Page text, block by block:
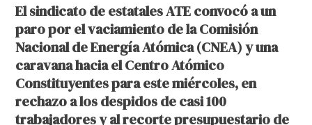
El sindicato de estatales ATE convocó a un
paro por el vaciamiento de la Comisión
Nacional de Energía Atómica (CNEA) y una
caravana hacia el Centro Atómico
Constituyentes para este miércoles, en
rechazo a los despidos de casi 100
trabajadores y al recorte presupuestario de